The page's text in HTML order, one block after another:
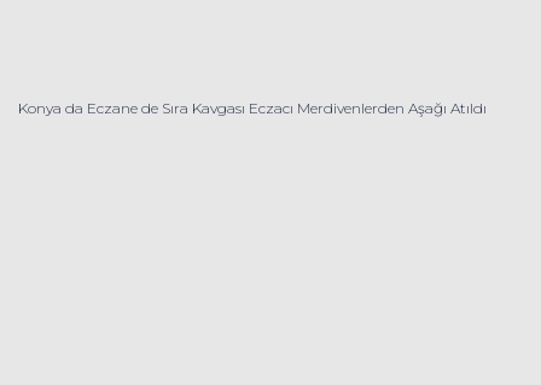
Konya da Eczane de Sıra Kavgası Eczacı Merdivenlerden Aşağı Atıldı